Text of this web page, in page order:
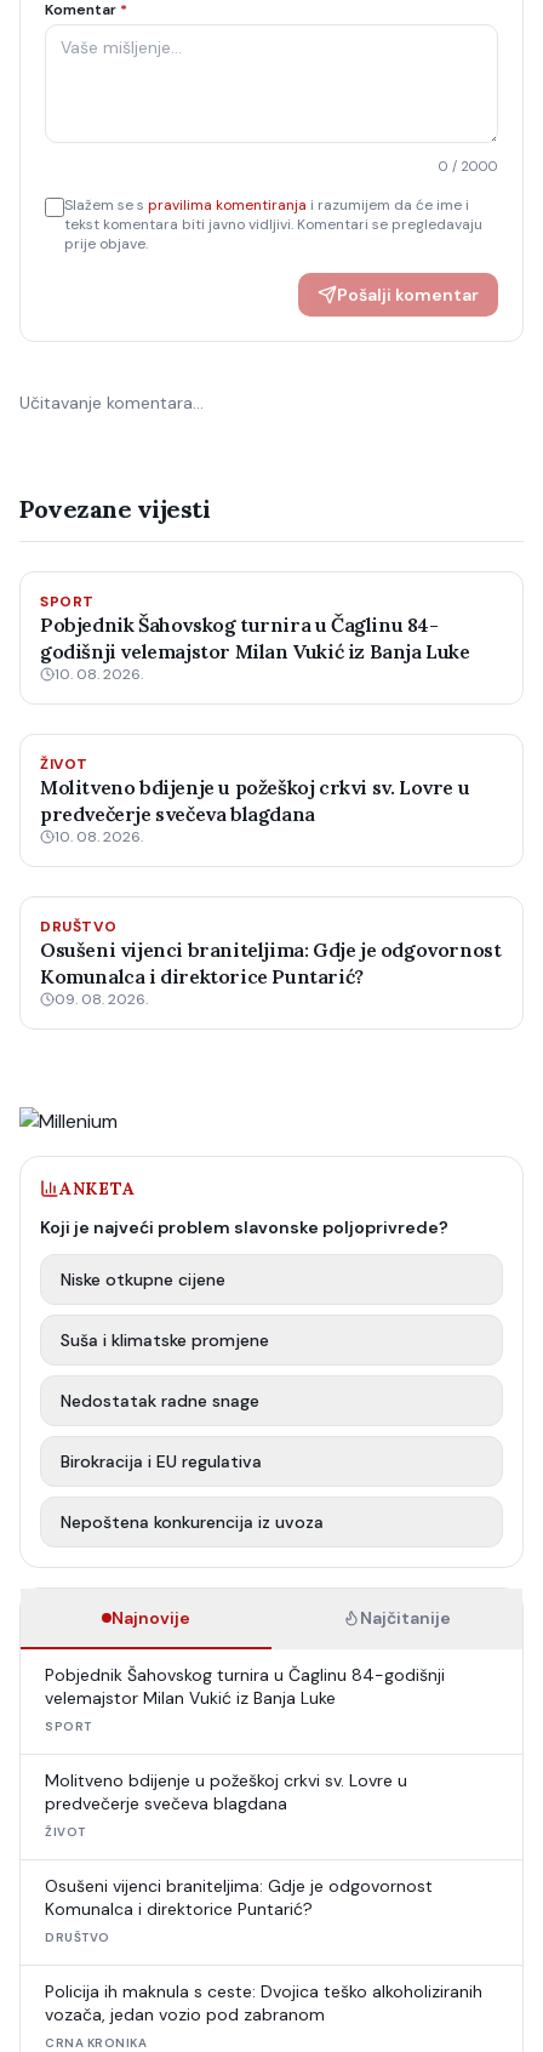
Komentar *
0 / 2000
Slažem se s pravilima komentiranja i razumijem da će ime i
tekst komentara biti javno vidljivi. Komentari se pregledavaju
prije objave.
Pošalji komentar
Učitavanje komentara…
Povezane vijesti
SPORT
Pobjednik Šahovskog turnira u Čaglinu 84-
godišnji velemajstor Milan Vukić iz Banja Luke
10. 08. 2026.
ŽIVOT
Molitveno bdijenje u požeškoj crkvi sv. Lovre u
predvečerje svečeva blagdana
10. 08. 2026.
DRUŠTVO
Osušeni vijenci braniteljima: Gdje je odgovornost
Komunalca i direktorice Puntarić?
09. 08. 2026.
ANKETA
Koji je najveći problem slavonske poljoprivrede?
Niske otkupne cijene
Suša i klimatske promjene
Nedostatak radne snage
Birokracija i EU regulativa
Nepoštena konkurencija iz uvoza
Najnovije Najčitanije
Pobjednik Šahovskog turnira u Čaglinu 84-godišnji
velemajstor Milan Vukić iz Banja Luke
SPORT
Molitveno bdijenje u požeškoj crkvi sv. Lovre u
predvečerje svečeva blagdana
ŽIVOT
Osušeni vijenci braniteljima: Gdje je odgovornost
Komunalca i direktorice Puntarić?
DRUŠTVO
Policija ih maknula s ceste: Dvojica teško alkoholiziranih
vozača, jedan vozio pod zabranom
CRNA KRONIKA